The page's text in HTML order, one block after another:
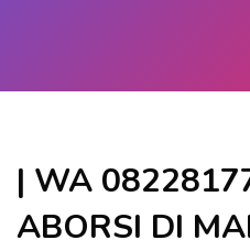
| WA
ABORSI DI